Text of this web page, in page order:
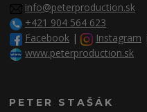
info@peterproduction.sk
+421 904 564 623
Facebook | Instagram
www.peterproduction.sk
PETER STAŠÁK